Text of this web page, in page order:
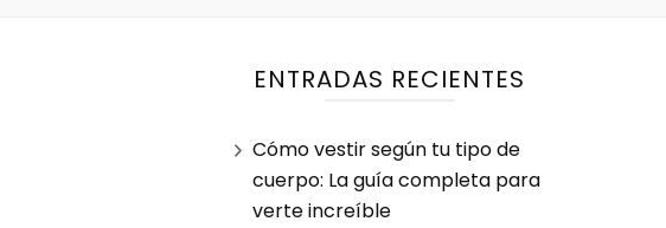
ENTRADAS RECIENTES
Cómo vestir según tu tipo de
cuerpo: La guía completa para
verte increíble